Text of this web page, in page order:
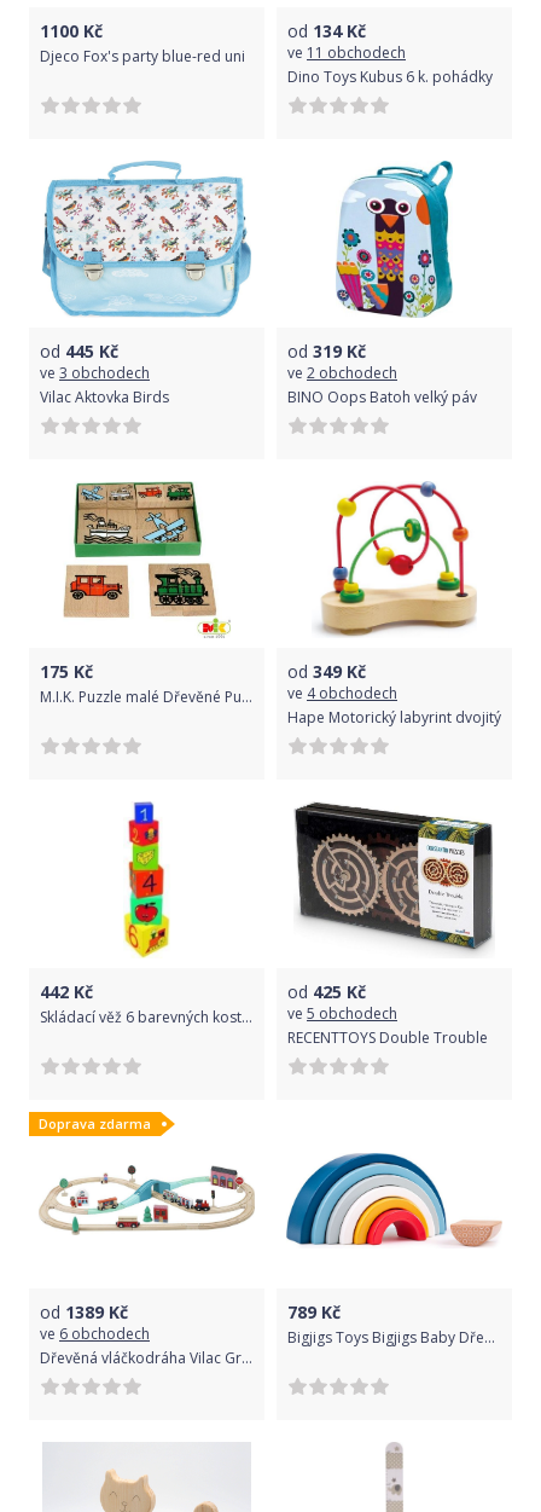
1100 Kč
Djeco Fox's party blue-red uni
od 134Kč
ve 11 obchodech
Dino Toys Kubus 6 k. pohádky
od 445 Kč
ve 3 obchodech
Vilac Aktovka Birds
od 319 Kč
ve 2 obchodech
BINO Oops Batoh velký páv
175 Kč
M.I.K. Puzzle malé Dřevěné Puzzle malé - dopravní prostředky
od 349 Kč
ve 4 obchodech
Hape Motorický labyrint dvojitý
442 Kč
Skládací věž 6 barevných kostek Woody
od 425 Kč
ve 5 obchodech
RECENTTOYS Double Trouble
Doprava zdarma
od 1389 Kč
ve 6 obchodech
Dřevěná vláčkodráha Vilac Grand Express
789 Kč
Bigjigs Toys Bigjigs Baby Dřevěná skládací duha modrá